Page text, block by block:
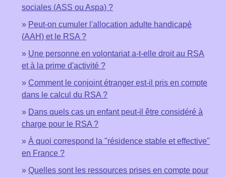
sociales (ASS ou Aspa) ?
Peut-on cumuler l'allocation adulte handicapé
(AAH) et le RSA ?
Une personne en volontariat a-t-elle droit au RSA
et à la prime d'activité ?
Comment le conjoint étranger est-il pris en compte
dans le calcul du RSA ?
Dans quels cas un enfant peut-il être considéré à
charge pour le RSA ?
À quoi correspond la "résidence stable et effective"
en France ?
Quelles sont les ressources prises en compte pour